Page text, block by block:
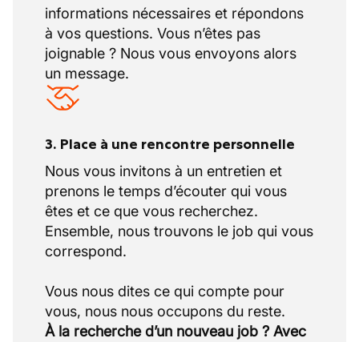
améliorer la visibilité des achats
catalogués via la communication
auprès des équipes.
Mise en place de nouveaux partenariats
Développer des collaborations avec
des fabricants contractuels pour
dans l’e-procurement.
Achats durables
Rechercher et implémenter des offres
de pièces reconditionnées pour
diminuer l’empreinte
environnementale.
l'inclusion. En tant qu'entreprise, une charte
de la diversité illustre leur engagement.
informations nécessaires et répondons
à vos questions. Vous n’êtes pas
joignable ? Nous vous envoyons alors
un message.
3. Place à une rencontre personnelle
Nous vous invitons à un entretien et
prenons le temps d’écouter qui vous
êtes et ce que vous recherchez.
Ensemble, nous trouvons le job qui vous
correspond.
Vous nous dites ce qui compte pour
À la recherche d’un nouveau job ? Avec